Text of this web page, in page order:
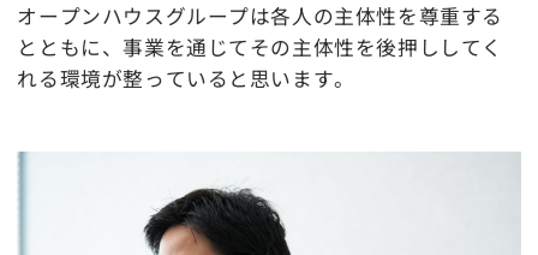
オープンハウスグループは各人の主体性を尊重する
とともに、事業を通じてその主体性を後押ししてく
れる環境が整っていると思います。